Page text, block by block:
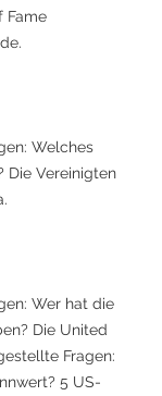
Fame
Welches
Die Vereinigten
Wer hat die
Die United
Fragen:
5 US-